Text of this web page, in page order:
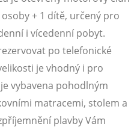
+ 1 dítě, určený pro
i vícedenní pobyt.
po telefonické
je vhodný i pro
vybavena pohodlným
matracemi, stolem a
plavby Vám